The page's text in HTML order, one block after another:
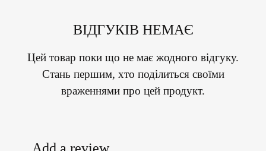
ВІДГУКІВ НЕМАЄ
Цей товар поки що не має жодного відгуку.
Стань першим, хто поділиться своїми
враженнями про цей продукт.